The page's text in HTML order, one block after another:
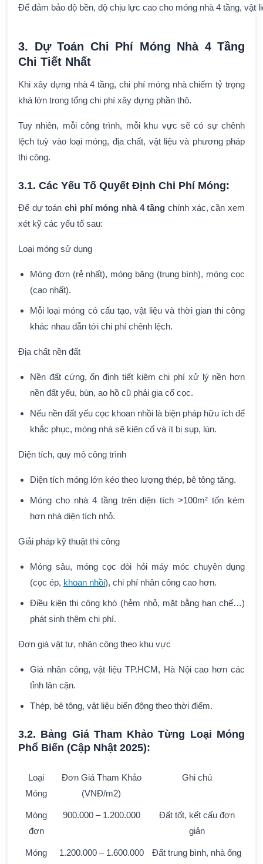
Để đảm bảo độ bền, độ chịu lực cao cho móng nhà 4 tầng, vật
3. Dự Toán Chi Phí Móng Nhà 4 Tầng
Chi Tiết Nhất
Khi xây dựng nhà 4 tầng, chi phí móng nhà chiếm tỷ trọng
khá lớn trong tổng chi phí xây dựng phần thô.
Tuy nhiên, mỗi công trình, mỗi khu vực sẽ có sự chênh
lệch tuỳ vào loại móng, địa chất, vật liệu và phương pháp
thi công.
3.1. Các Yếu Tố Quyết Định Chi Phí Móng:
Để dự toán chi phí móng nhà 4 tầng chính xác, cần xem
xét kỹ các yếu tố sau:
Loại móng sử dụng
Móng đơn (rẻ nhất), móng băng (trung bình), móng cọc
(cao nhất).
Mỗi loại móng có cấu tạo, vật liệu và thời gian thi công
khác nhau dẫn tới chi phí chênh lệch.
Địa chất nền đất
Nền đất cứng, ổn định tiết kiệm chi phí xử lý nền hơn
nền đất yếu, bùn, ao hồ cũ phải gia cố cọc.
Nếu nền đất yếu cọc khoan nhồi là biện pháp hữu ích để
khắc phục, móng nhà sẽ kiên cố và ít bị sụp, lún.
Diện tích, quy mô công trình
Diện tích móng lớn kéo theo lượng thép, bê tông tăng.
Móng cho nhà 4 tầng trên diện tích >100m² tốn kém
hơn nhà diện tích nhỏ.
Giải pháp kỹ thuật thi công
Móng sâu, móng cọc đòi hỏi máy móc chuyên dụng
(cọc ép, khoan nhồi), chi phí nhân công cao hơn.
Điều kiện thi công khó (hẻm nhỏ, mặt bằng hạn chế…)
phát sinh thêm chi phí.
Đơn giá vật tư, nhân công theo khu vực
Giá nhân công, vật liệu TP.HCM, Hà Nội cao hơn các
tỉnh lân cận.
Thép, bê tông, vật liệu biến động theo thời điểm.
3.2. Bảng Giá Tham Khảo Từng Loại Móng
Phổ Biến (Cập Nhật 2025):
Loại
Móng
Đơn Giá Tham Khảo
(VNĐ/m2)
Ghi chú
Móng
đơn
900.000 – 1.200.000
Đất tốt, kết cấu đơn
giản
Móng
1.200.000 – 1.600.000
Đất trung bình, nhà ống